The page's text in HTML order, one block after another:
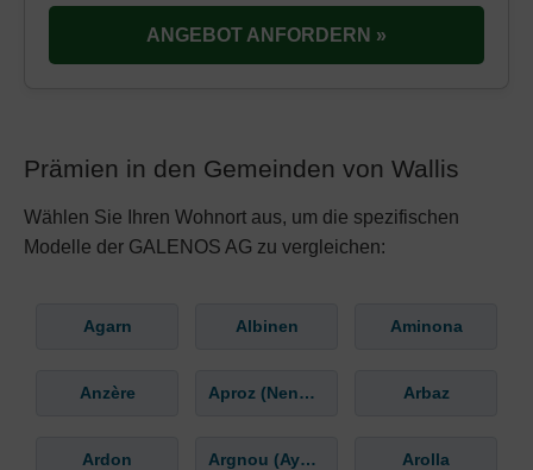
ANGEBOT ANFORDERN »
Prämien in den Gemeinden von Wallis
Wählen Sie Ihren Wohnort aus, um die spezifischen
Modelle der GALENOS AG zu vergleichen:
Agarn Albinen Aminona
Anzère Aproz (Nendaz) Arbaz
Ardon Argnou (Ayent) Arolla